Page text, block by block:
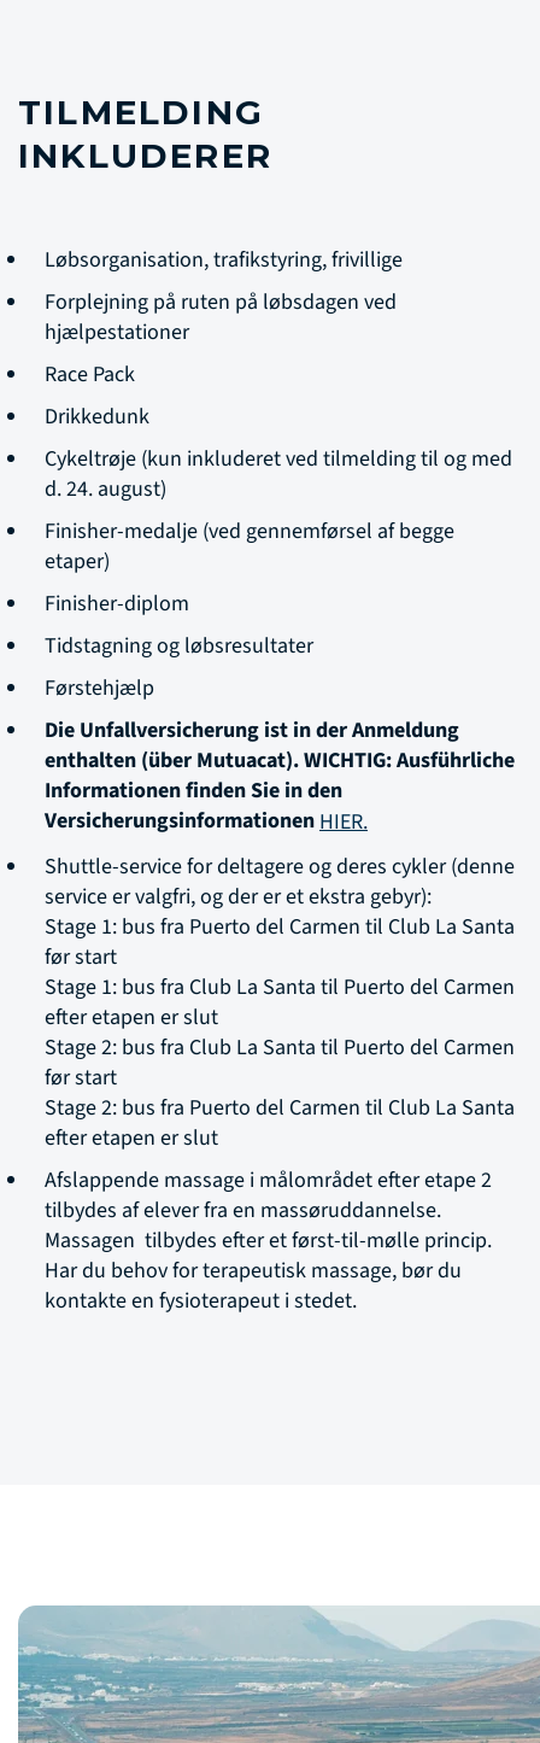
TILMELDING
INKLUDERER
Løbsorganisation, trafikstyring, frivillige
Forplejning på ruten på løbsdagen ved
hjælpestationer
Race Pack
Drikkedunk
Cykeltrøje (kun inkluderet ved tilmelding til og med
d. 24. august)
Finisher-medalje (ved gennemførsel af begge
etaper)
Finisher-diplom
Tidstagning og løbsresultater
Førstehjælp
Die Unfallversicherung ist in der Anmeldung
enthalten (über Mutuacat). WICHTIG: Ausführliche
Informationen finden Sie in den
VersicherungsinformationenHIER.
Shuttle-service for deltagere og deres cykler (denne
service er valgfri, og der er et ekstra gebyr):
Stage 1: bus fra Puerto del Carmen til Club La Santa
før start
Stage 1: bus fra Club La Santa til Puerto del Carmen
efter etapen er slut
Stage 2: bus fra Club La Santa til Puerto del Carmen
før start
Stage 2: bus fra Puerto del Carmen til Club La Santa
efter etapen er slut
Afslappende massage i målområdet efter etape 2
tilbydes af elever fra en massøruddannelse.
Massagen tilbydes efter et først-til-mølle princip.
Har du behov for terapeutisk massage, bør du
kontakte en fysioterapeut i stedet.